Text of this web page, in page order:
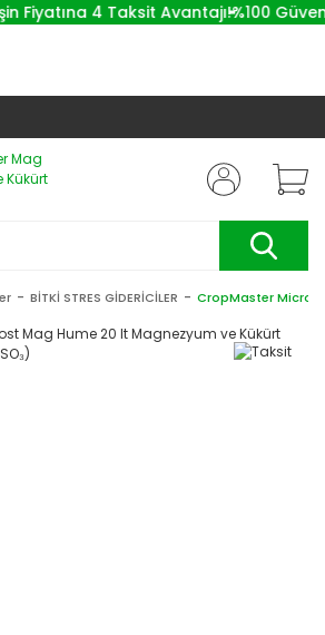
Fiyatına 4 Taksit Avantajı!%100
BİTKİ STRES GİDERİCİLER CropMaster